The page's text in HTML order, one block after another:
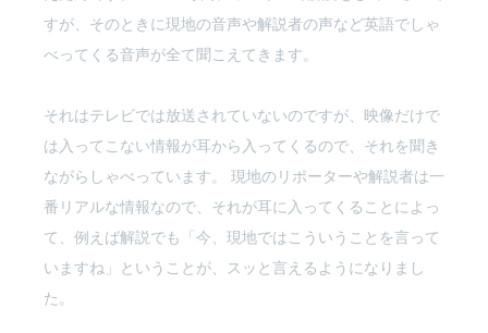
すが、そのときに現地の音声や解説者の声など英語でしゃ
べってくる音声が全て聞こえてきます。
それはテレビでは放送されていないのですが、映像だけで
は入ってこない情報が耳から入ってくるので、それを聞き
ながらしゃべっています。 現地のリポーターや解説者は一
番リアルな情報なので、それが耳に入ってくることによっ
て、例えば解説でも「今、現地ではこういうことを言って
いますね」ということが、スッと言えるようになりまし
た。